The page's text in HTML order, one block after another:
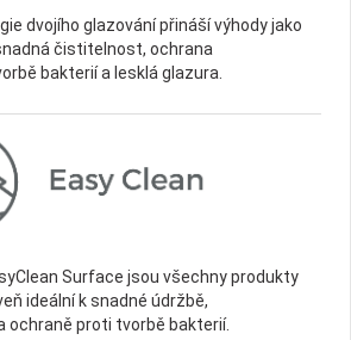
dvojího glazování přináší výhody jako
čistitelnost, ochrana
bakterií a lesklá glazura.
Surface jsou všechny produkty
ideální k snadné údržbě,
ochraně proti tvorbě bakterií.